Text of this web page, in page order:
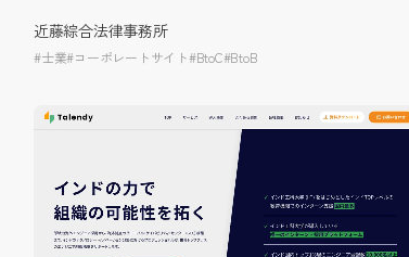
近藤綜合法律事務所
#士業#コーポレートサイト#BtoC#BtoB